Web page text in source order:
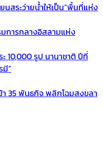
สระว่ายน้ำให้เป็น“พื้นที่แห่ง
การกลางอิสลามแห่ง
10,000 รูป นานาชาติ ปีที่
มี”
35 พันธกิจ พลิกโฉมสงขลา